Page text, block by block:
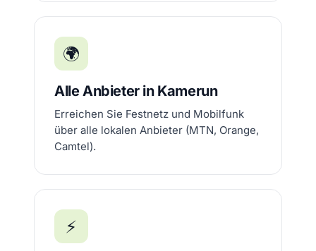
🌍
Alle Anbieter in Kamerun
Erreichen Sie Festnetz und Mobilfunk
über alle lokalen Anbieter (MTN, Orange,
Camtel).
⚡